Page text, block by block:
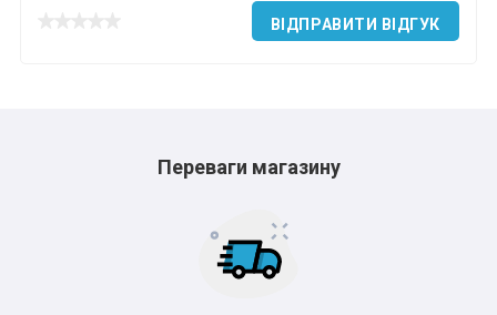
ВІДПРАВИТИ ВІДГУК
Переваги магазину